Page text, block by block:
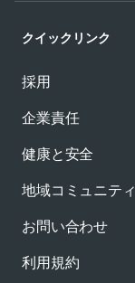
クイックリンク
採用
企業責任
健康と安全
地域コミュニティ
お問い合わせ
利用規約